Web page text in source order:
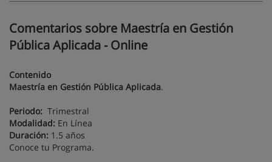
Comentarios sobre Maestría en Gestión
Pública Aplicada - Online
Contenido
Maestría en Gestión Pública Aplicada.
Periodo: Trimestral
Modalidad: En Línea
Duración: 1.5 años
Conoce tu Programa.